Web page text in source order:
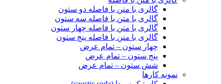
گالری با متن با فاصله دو ستون
گالری با متن با فاصله سه ستون
گالری با متن با فاصله چهار ستون
گالری با متن با فاصله پنج ستون
چهار ستون – تمام عرض
پنج ستون – تمام عرض
شش ستون – تمام عرض
نمونه کارها